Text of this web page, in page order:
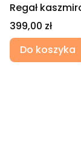
Regał
Cena
399,00 zł
Do koszyka